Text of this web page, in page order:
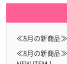
≪8月の新商品≫
≪8月の新商品≫